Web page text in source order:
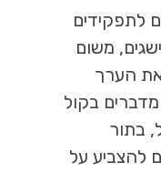
לתפקידים
משום
הערך
בקול
בתור
להצביע על